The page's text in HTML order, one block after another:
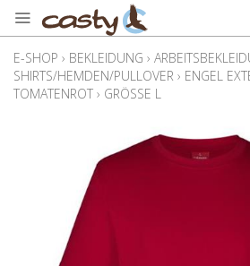
E-SHOP › BEKLEIDUNG ›
SHIRTS/HEMDEN/PULLOVER › ENGEL
TOMATENROT › GRÖSSE L